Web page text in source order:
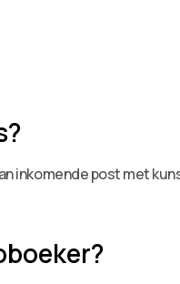
inkomende post met